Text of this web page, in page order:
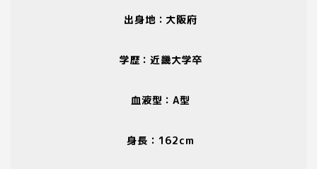
出身地：大阪府
学歴：近畿大学卒
血液型：A型
身長： 162cm